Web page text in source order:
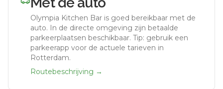
Olympia Kitchen Bar is goed bereikbaar met de
auto. In de directe omgeving zijn betaalde
parkeerplaatsen beschikbaar. Tip: gebruik een
parkeerapp voor de actuele tarieven in
Rotterdam.
Routebeschrijving →